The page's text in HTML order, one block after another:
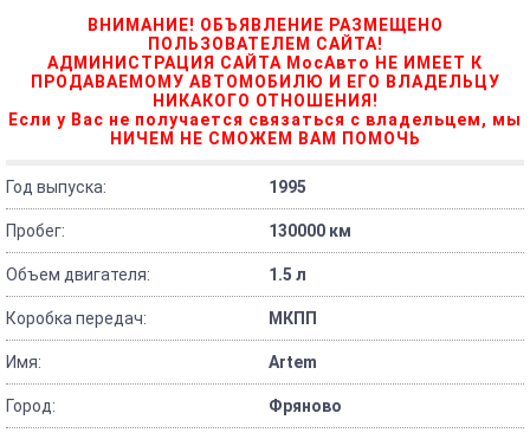
ВНИМАНИЕ! ОБЪЯВЛЕНИЕ РАЗМЕЩЕНО
ПОЛЬЗОВАТЕЛЕМ САЙТА!
АДМИНИСТРАЦИЯ САЙТА МосАвто НЕ ИМЕЕТ К
ПРОДАВАЕМОМУ АВТОМОБИЛЮ И ЕГО ВЛАДЕЛЬЦУ
НИКАКОГО ОТНОШЕНИЯ!
Если у Вас не получается связаться с владельцем, мы
НИЧЕМ НЕ СМОЖЕМ ВАМ ПОМОЧЬ
Год выпуска: 1995
Пробег: 130000 км
Объем двигателя: 1.5 л
Коробка передач: МКПП
Имя: Artem
Город: Фряново